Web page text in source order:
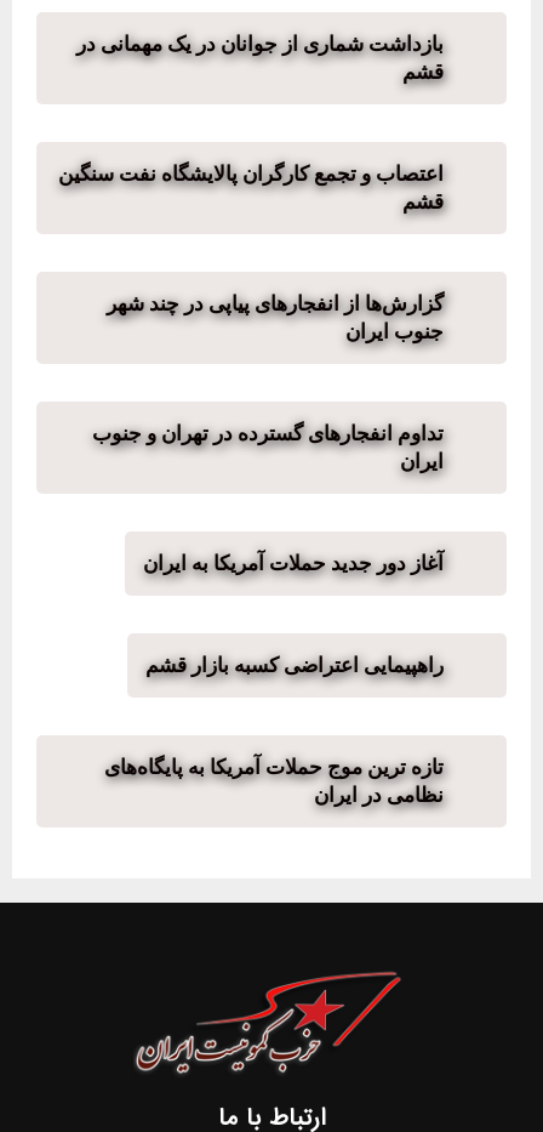
بازداشت شماری از جوانان در یک مهمانی در
قشم
اعتصاب و تجمع کارگران پالایشگاە نفت سنگین
قشم
گزارش‌ها از انفجارهای پیاپی در چند شهر
جنوب ایران
تداوم انفجارهای گسترده در تهران و جنوب
ایران
آغاز دور جدید حملات آمریکا به ایران
راهپیمایی اعتراضی کسبه بازار قشم
تازه ترین موج حملات آمریکا به پایگاه‌های
نظامی در ایران
ارتباط با ما